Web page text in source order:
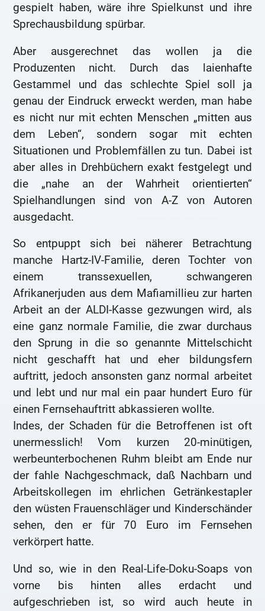
gespielt haben, wäre ihre Spielkunst und ihre
Sprechausbildung spürbar.
Aber ausgerechnet das wollen ja die
Produzenten nicht. Durch das laienhafte
Gestammel und das schlechte Spiel soll ja
genau der Eindruck erweckt werden, man habe
es nicht nur mit echten Menschen „mitten aus
dem Leben“, sondern sogar mit echten
Situationen und Problemfällen zu tun. Dabei ist
aber alles in Drehbüchern exakt festgelegt und
die „nahe an der Wahrheit orientierten“
Spielhandlungen sind von A-Z von Autoren
ausgedacht.
So entpuppt sich bei näherer Betrachtung
manche Hartz-IV-Familie, deren Tochter von
einem transsexuellen, schwangeren
Afrikanerjuden aus dem Mafiamillieu zur harten
Arbeit an der ALDI-Kasse gezwungen wird, als
eine ganz normale Familie, die zwar durchaus
den Sprung in die so genannte Mittelschicht
nicht geschafft hat und eher bildungsfern
auftritt, jedoch ansonsten ganz normal arbeitet
und lebt und nur mal ein paar hundert Euro für
einen Fernsehauftritt abkassieren wollte.
Indes, der Schaden für die Betroffenen ist oft
unermesslich! Vom kurzen 20-minütigen,
werbeunterbochenen Ruhm bleibt am Ende nur
der fahle Nachgeschmack, daß Nachbarn und
Arbeitskollegen im ehrlichen Getränkestapler
den wüsten Frauenschläger und Kinderschänder
sehen, den er für 70 Euro im Fernsehen
verkörpert hatte.
Und so, wie in den Real-Life-Doku-Soaps von
vorne bis hinten alles erdacht und
aufgeschrieben ist, so wird auch heute in